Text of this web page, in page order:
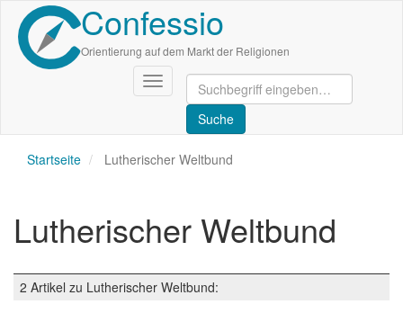
Direkt
zum
Inhalt
Confessio
Orientierung auf dem Markt der Religionen
Navigation
aktivieren/deaktivieren
Startseite Lutherischer Weltbund
Lutherischer Weltbund
2 Artikel zu Lutherischer Weltbund: